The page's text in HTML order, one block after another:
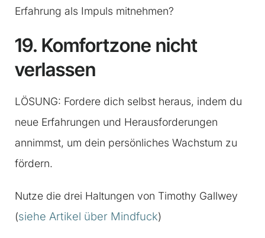
Erfahrung als Impuls mitnehmen?
19. Komfortzone nicht
verlassen
LÖSUNG: Fordere dich selbst heraus, indem du
neue Erfahrungen und Herausforderungen
annimmst, um dein persönliches Wachstum zu
fördern.
Nutze die drei Haltungen von Timothy Gallwey
(siehe Artikel über Mindfuck)